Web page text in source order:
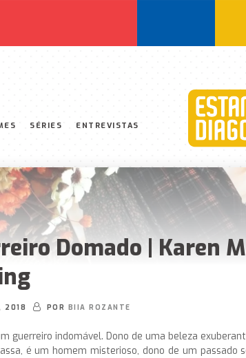
SÉRIES ENTREVISTAS
Domado | Karen
2018 POR BIIA ROZANTE
guerreiro indomável. Dono de uma beleza
é um homem misterioso, dono de um passado